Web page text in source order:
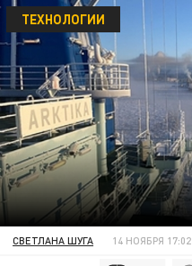
ТЕХНОЛОГИИ
СВЕТЛАНА ШУГА 14 НОЯБРЯ 17:02